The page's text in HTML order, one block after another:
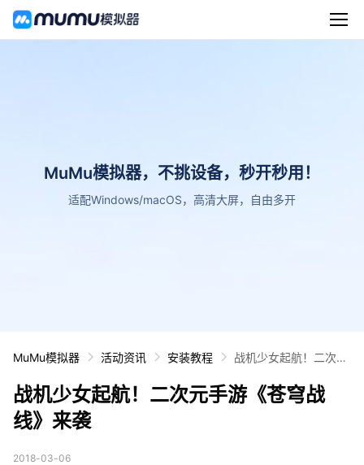
MuMu模拟器，不挑设备，秒开秒用！
适配Windows/macOS，高清大屏，自由多开
MuMu模拟器 活动资讯 安装教程
战机少女起航！二次元
战机少女起航！二次元手游《苍穹战
线》来袭
2018-03-06